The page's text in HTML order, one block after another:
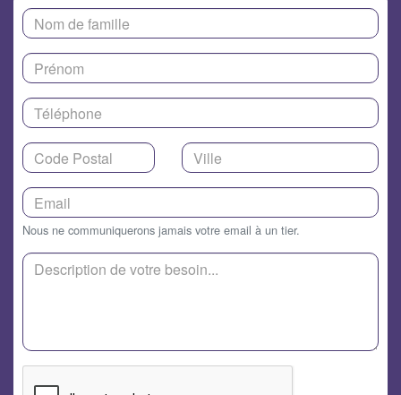
Nous ne communiquerons jamais votre email à un tier.